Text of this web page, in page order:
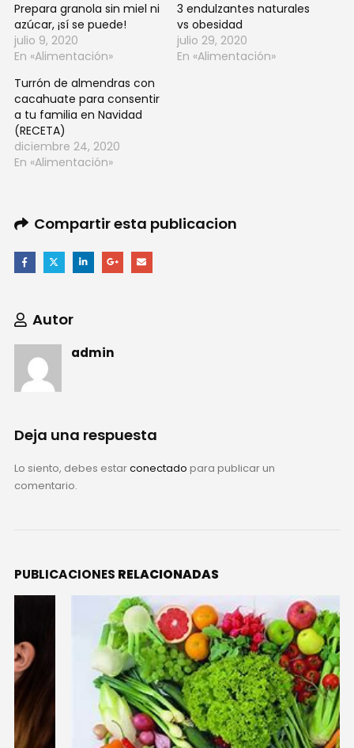
Prepara granola sin miel ni
azúcar, ¡sí se puede!
julio 9, 2020
En «Alimentación»
3 endulzantes naturales
vs obesidad
julio 29, 2020
En «Alimentación»
Turrón de almendras con
cacahuate para consentir
a tu familia en Navidad
(RECETA)
diciembre 24, 2020
En «Alimentación»
Compartir esta publicacion
Autor
admin
Deja una respuesta
Lo siento, debes estarconectado para publicar un
comentario.
PUBLICACIONES RELACIONADAS